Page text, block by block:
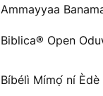
Ammayyaa
Biblica® Open
Bíbélì Mímọ́ ní Èdè